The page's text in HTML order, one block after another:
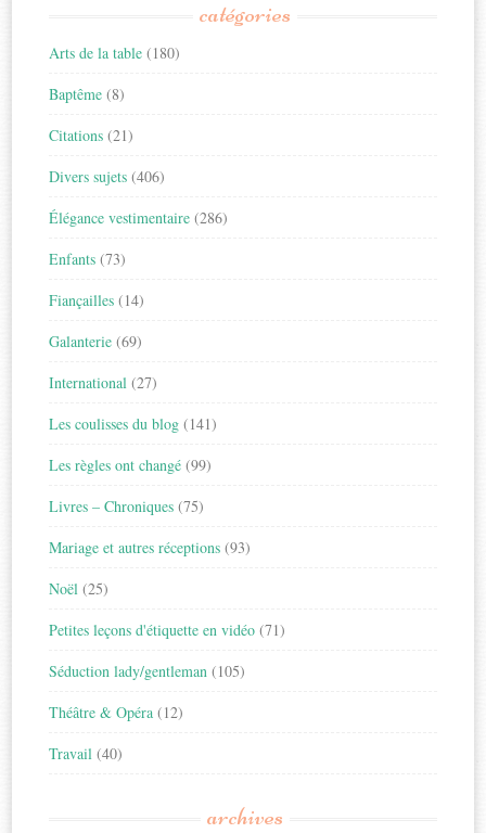
catégories
Arts de la table (180)
Baptême (8)
Citations (21)
Divers sujets (406)
Élégance vestimentaire (286)
Enfants (73)
Fiançailles (14)
Galanterie (69)
International (27)
Les coulisses du blog (141)
Les règles ont changé (99)
Livres – Chroniques (75)
Mariage et autres réceptions (93)
Noël (25)
Petites leçons d'étiquette en vidéo (71)
Séduction lady/gentleman (105)
Théâtre & Opéra (12)
Travail (40)
archives